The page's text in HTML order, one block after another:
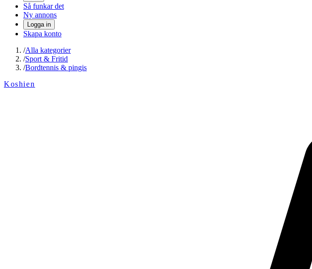
Så funkar det
Ny annons
Logga in
Skapa konto
/Alla kategorier
/Sport & Fritid
/Bordtennis & pingis
Koshien